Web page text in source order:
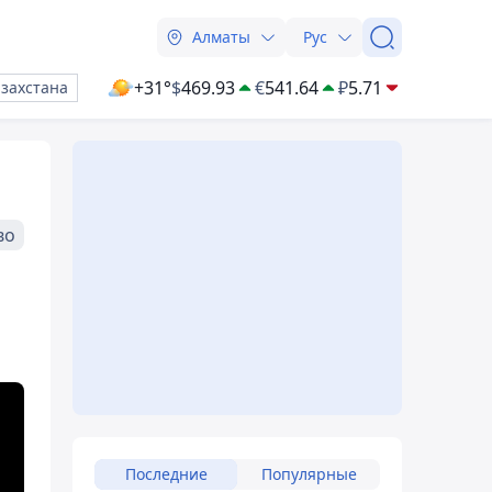
Алматы Рус
+31°$469.93 €541.64 ₽5.71
Последние Популярные